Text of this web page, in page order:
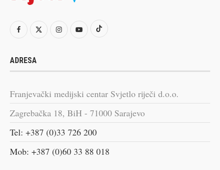
ADRESA
Franjevački medijski centar Svjetlo riječi d.o.o.
Zagrebačka 18, BiH - 71000 Sarajevo
Tel: +387 (0)33 726 200
Mob: +387 (0)60 33 88 018